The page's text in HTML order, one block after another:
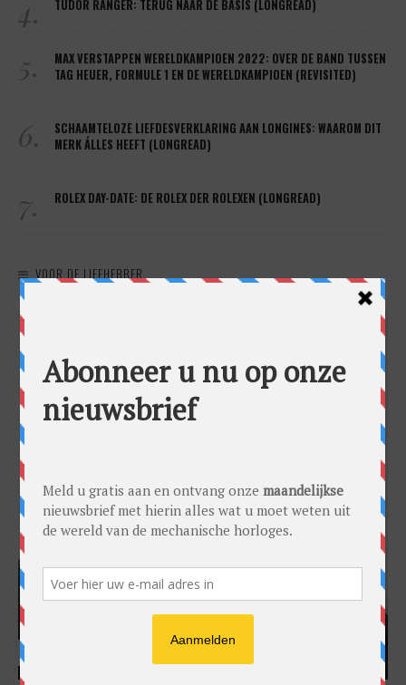
4. TUDOR RANGER: TERUG NAAR DE BASIS (LONGREAD)
5.
MAX VERSTAPPEN WERELDKAMPIOEN 2022: OVER DE BAND TUSSEN
TAG HEUER, FORMULE 1 EN DE WERELDKAMPIOEN (REVISITED)
6.
SCHAAMTELOZE LIEFDESVERKLARING AAN LONGINES: WAAROM DIT
MERK ÁLLES HEEFT (LONGREAD)
7. ROLEX DAY-DATE: DE ROLEX DER ROLEXEN (LONGREAD)
VOOR DE LIEFHEBBER